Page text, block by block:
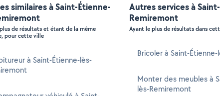
similaires à Saint-Étienne-
de résultats et étant de la même
pour cette ville
à Saint-Étienne-lès-
Autres services à
Remiremont
Ayant le plus de résultats dans
Bricoler à Saint-
Monter des meubles à
lès-Remiremont